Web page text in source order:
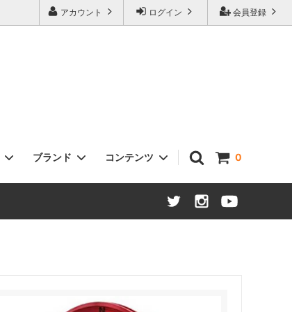
会員登録
ログイン
アカウント
0
ブランド コンテンツ